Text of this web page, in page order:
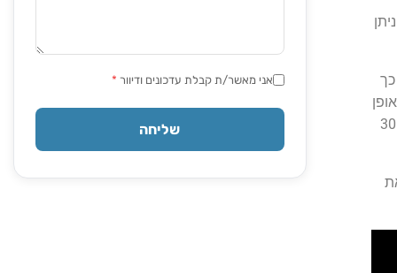
כך
כללי ניתן לומר שככל שתבחרו ביותר אופציות, כך הסך הכל הכללי של עלות חגיגות יום הולדת 30
אני מאשר/ת קבלת עדכונים ודיוור *
שליחה